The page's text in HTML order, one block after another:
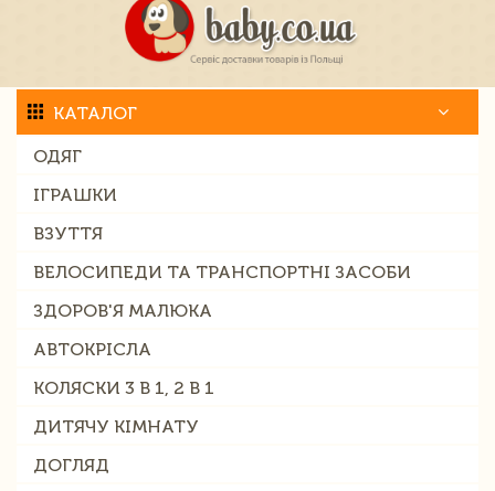
КАТАЛОГ
ОДЯГ
ІГРАШКИ
ВЗУТТЯ
ВЕЛОСИПЕДИ ТА ТРАНСПОРТНІ ЗАСОБИ
ЗДОРОВ'Я МАЛЮКА
АВТОКРІСЛА
КОЛЯСКИ 3 В 1, 2 В 1
ДИТЯЧУ КІМНАТУ
ДОГЛЯД